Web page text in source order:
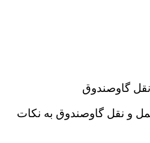
گاوصندوق
و نقل گاوصندوق به نکات